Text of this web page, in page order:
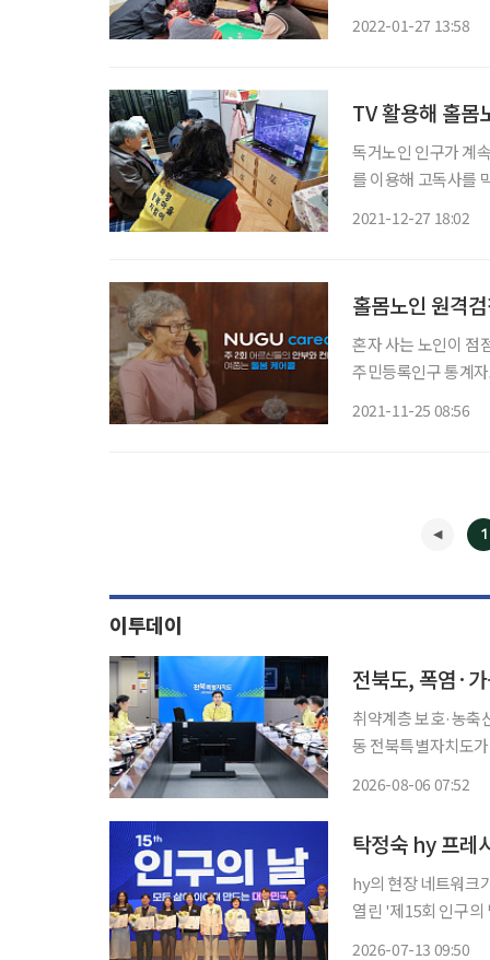
2022-01-27 13:58
TV 활용해 홀몸
독거노인 인구가 계
를 이용해 고독사를
2021-12-27 18:02
홀몸노인 원격
혼자 사는 노인이 점
주민등록인구 통계
2021-11-25 08:56
1
이투데이
전북도, 폭염·
취약계층 보호·농축
동 전북특별자치도가 장기화하는 폭염과 가뭄에 대응해 취약계층 보호와 농축산 피해 예방,
2026-08-06 07:52
탁정숙 hy 프레
hy의 현장 네트워크가
열린 '제15회 인구의
2026-07-13 09:50